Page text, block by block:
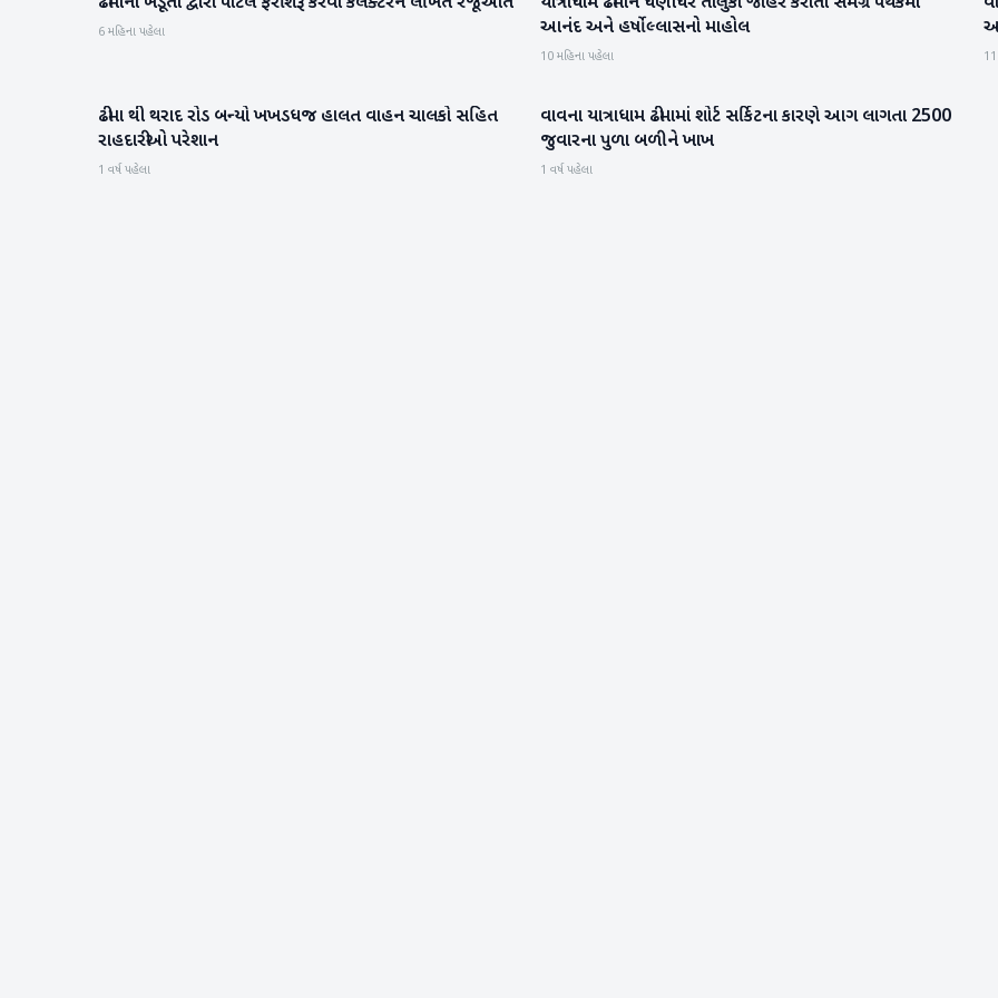
6 મહિના પહેલા
આનંદ અને હર્ષોલ્લાસનો માહોલ
10 મહિના પહેલા
બનાસકાંઠા
ઢીમા થી થરાદ રોડ બન્યો ખખડધજ હાલત વાહન ચાલકો સહિત
રાહદારીઓ પરેશાન
1 વર્ષ પહેલા
બનાસકાંઠા
વાવના યાત્રાધામ ઢીમામાં શોર્ટ સર્કિટના કારણે આગ લાગતા 2500
જુવારના પુળા બળીને ખાખ
1 વર્ષ પહેલા